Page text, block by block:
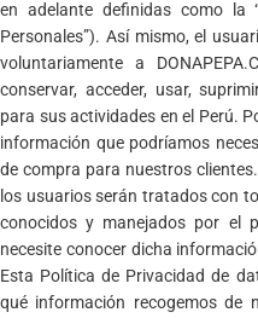
en adelante definidas como la
Personales”). Así mismo, el
voluntariamente a
conservar, acceder, usar,
para sus actividades en el Perú.
información que podríamos
de compra para nuestros
los usuarios serán tratados con
conocidos y manejados por el
necesite conocer dicha
Esta Política de Privacidad de
qué información recogemos de